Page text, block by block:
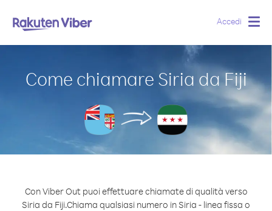
Accedi
Come chiamare Siria da Fiji
Con Viber Out puoi effettuare chiamate di qualità verso
Siria da Fiji.Chiama qualsiasi numero in Siria - linea fissa o